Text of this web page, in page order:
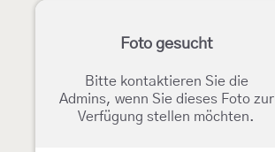
Foto gesucht
Bitte kontaktieren Sie die
Admins, wenn Sie dieses Foto zur
Verfügung stellen möchten.